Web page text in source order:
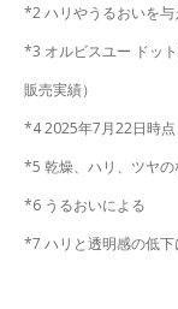
*2 ハリやうるおいを
*3 オルビスユー ドッ
販売実績）
*4 2025年7月22日時点
*5 乾燥、ハリ、ツヤの
*6 うるおいによる
*7 ハリと透明感の低下